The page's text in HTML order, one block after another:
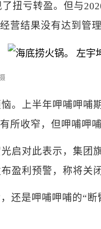
亏转盈。但与
营结果没有达到管理
上半年呷哺呷哺
所收窄，但呷哺呷
对此表示，集团
盈利预警，称将关
是呷哺呷哺的“断